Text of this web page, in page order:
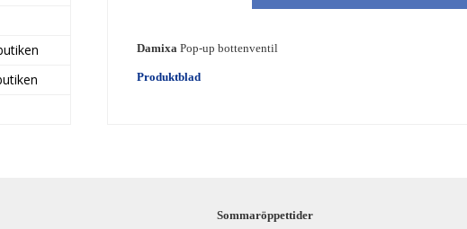
Damixa Pop-up bottenventil
Produktblad
Sommaröppettider